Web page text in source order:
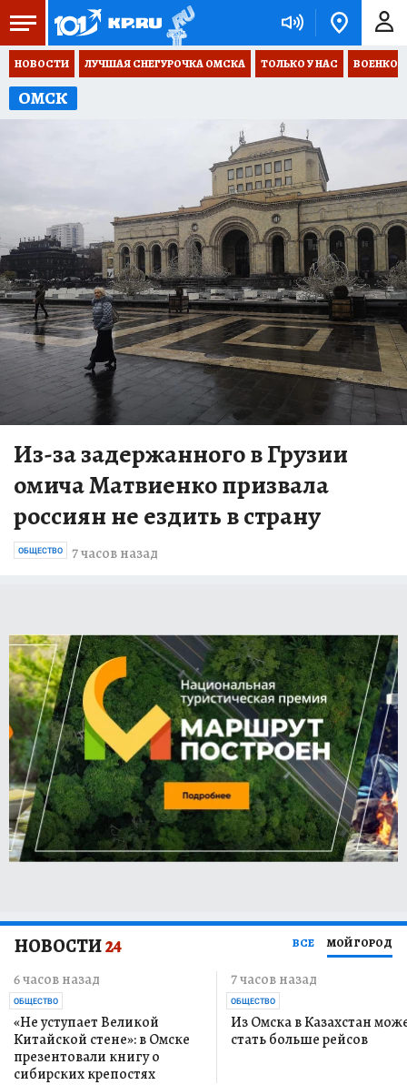
НОВОСТИ ЛУЧШАЯ СНЕГУРОЧКА ОМСКА ТОЛЬКО У НАС
ОМСК
Из-за задержанного в Грузии
омича Матвиенко призвала
россиян не ездить в страну
7 часов назад
ОБЩЕСТВО
НОВОСТИ24 ВСЕ МОЙ ГОРОД
6 часов назад
ОБЩЕСТВО
«Не уступает Великой
Китайской стене»: в Омске
презентовали книгу о
сибирских крепостях
7 часов назад
ОБЩЕСТВО
Из Омска в Казахстан
стать больше рейсов